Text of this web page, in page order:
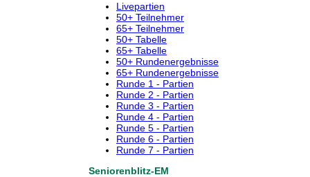
Livepartien
50+ Teilnehmer
65+ Teilnehmer
50+ Tabelle
65+ Tabelle
50+ Rundenergebnisse
65+ Rundenergebnisse
Runde 1 - Partien
Runde 2 - Partien
Runde 3 - Partien
Runde 4 - Partien
Runde 5 - Partien
Runde 6 - Partien
Runde 7 - Partien
Seniorenblitz-EM